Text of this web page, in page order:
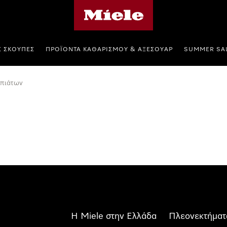
ΣΚΟΎΠΕΣ ΠΡΟΪΌΝΤΑ ΚΑΘΑΡΙΣΜΟΎ & ΑΞΕΣΟΥΆΡ SUMMER
Η Miele στην Ελλάδα